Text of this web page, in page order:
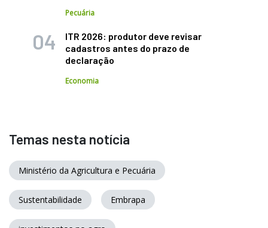
Pecuária
ITR 2026: produtor deve revisar
cadastros antes do prazo de
declaração
Economia
Temas nesta notícia
Ministério da Agricultura e Pecuária
Sustentabilidade Embrapa